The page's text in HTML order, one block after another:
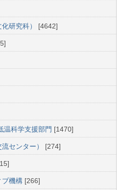
研究科） [4642]
温科学支援部門 [1470]
センター） [274]
ブ機構 [266]